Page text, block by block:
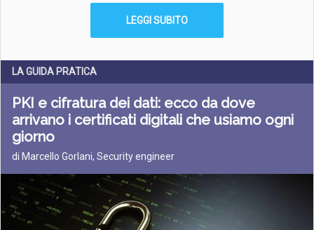
LEGGI SUBITO
LA GUIDA PRATICA
PKI e cifratura dei dati: ecco da dove
arrivano i certificati digitali che usiamo ogni
giorno
di Marcello Gorlani, Security engineer